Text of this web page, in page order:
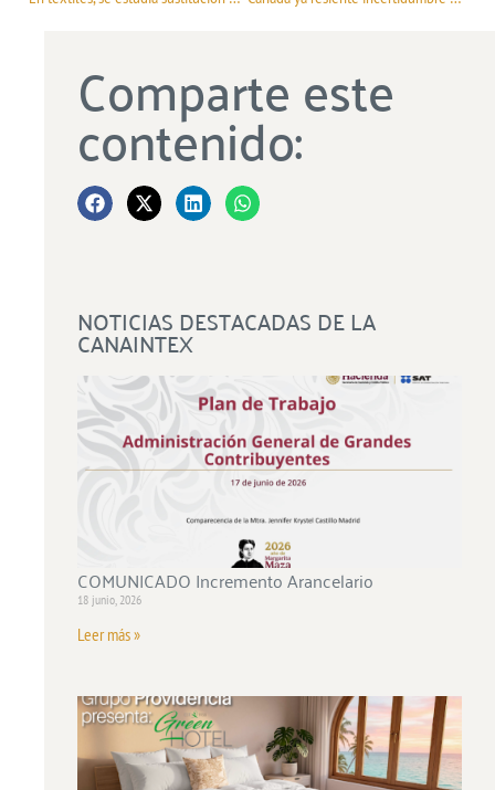
Comparte este
contenido:
NOTICIAS DESTACADAS DE LA
CANAINTEX
COMUNICADO Incremento Arancelario
18 junio, 2026
Leer más »